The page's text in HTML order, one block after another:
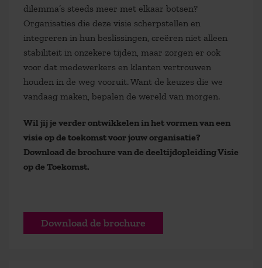
dilemma’s steeds meer met elkaar botsen?
Organisaties die deze visie scherpstellen en
integreren in hun beslissingen, creëren niet alleen
stabiliteit in onzekere tijden, maar zorgen er ook
voor dat medewerkers en klanten vertrouwen
houden in de weg vooruit. Want de keuzes die we
vandaag maken, bepalen de wereld van morgen.
Wil jij je verder ontwikkelen in het vormen van een
visie op de toekomst voor jouw organisatie?
Download de brochure van de deeltijdopleiding Visie
op de Toekomst.
Download de brochure